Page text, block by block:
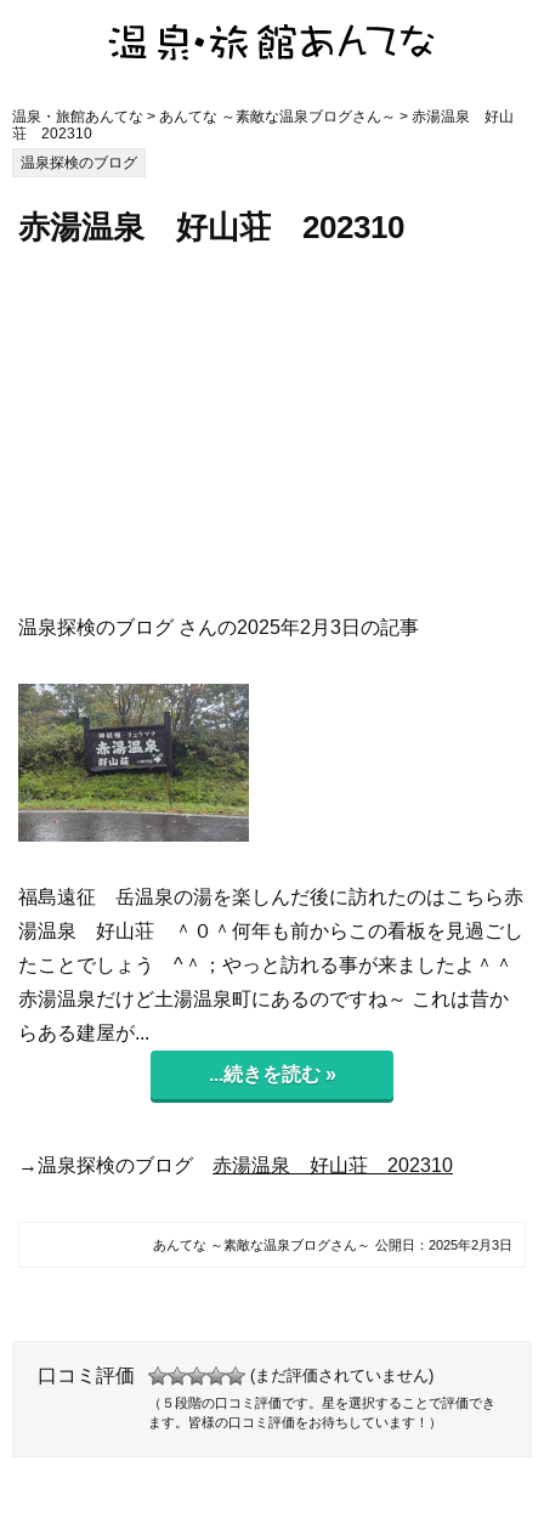
温泉・旅館あんてな > あんてな ～素敵な温泉ブログさん～ > 赤湯温泉 好山
荘 202310
温泉探検のブログ
赤湯温泉 好山荘 202310
温泉探検のブログ さんの2025年2月3日の記事
福島遠征 岳温泉の湯を楽しんだ後に訪れたのはこちら赤
湯温泉 好山荘 ＾０＾何年も前からこの看板を見過ごし
たことでしょう ^＾；やっと訪れる事が来ましたよ＾＾
赤湯温泉だけど土湯温泉町にあるのですね～ これは昔か
らある建屋が...
...続きを読む »
→温泉探検のブログ 赤湯温泉 好山荘 202310
あんてな ～素敵な温泉ブログさん～ 公開日： 2025年2月3日
口コミ評価 (まだ評価されていません)
（５段階の口コミ評価です。星を選択することで評価でき
ます。皆様の口コミ評価をお待ちしています！）